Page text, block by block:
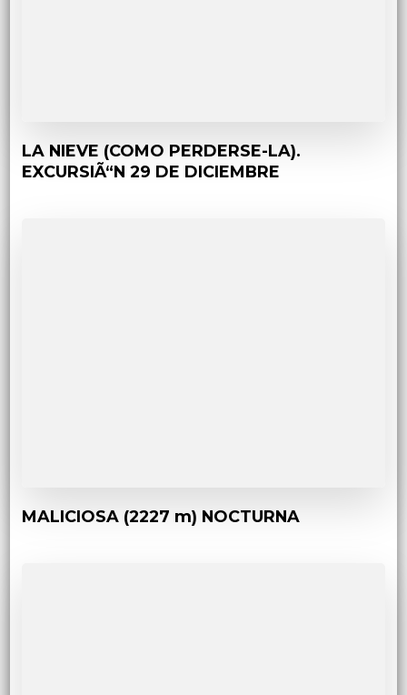
LA NIEVE (COMO PERDERSE-LA).
EXCURSIÃ“N 29 DE DICIEMBRE
MALICIOSA (2227 m) NOCTURNA